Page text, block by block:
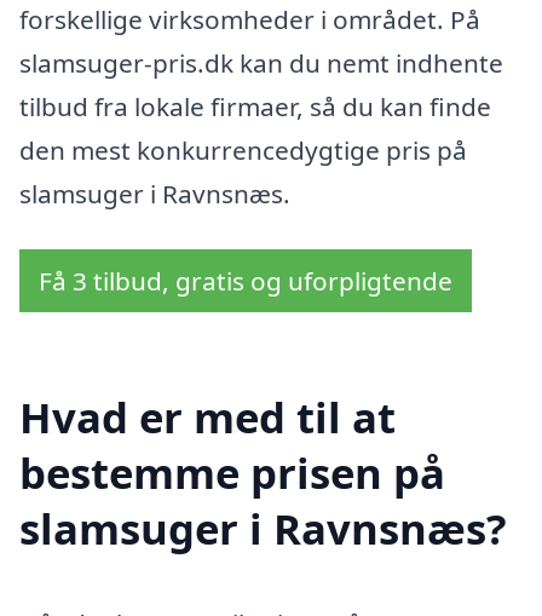
forskellige virksomheder i området. På
slamsuger-pris.dk kan du nemt indhente
tilbud fra lokale firmaer, så du kan finde
den mest konkurrencedygtige pris på
slamsuger i Ravnsnæs.
Få 3 tilbud, gratis og uforpligtende
Hvad er med til at
bestemme prisen på
slamsuger i Ravnsnæs?